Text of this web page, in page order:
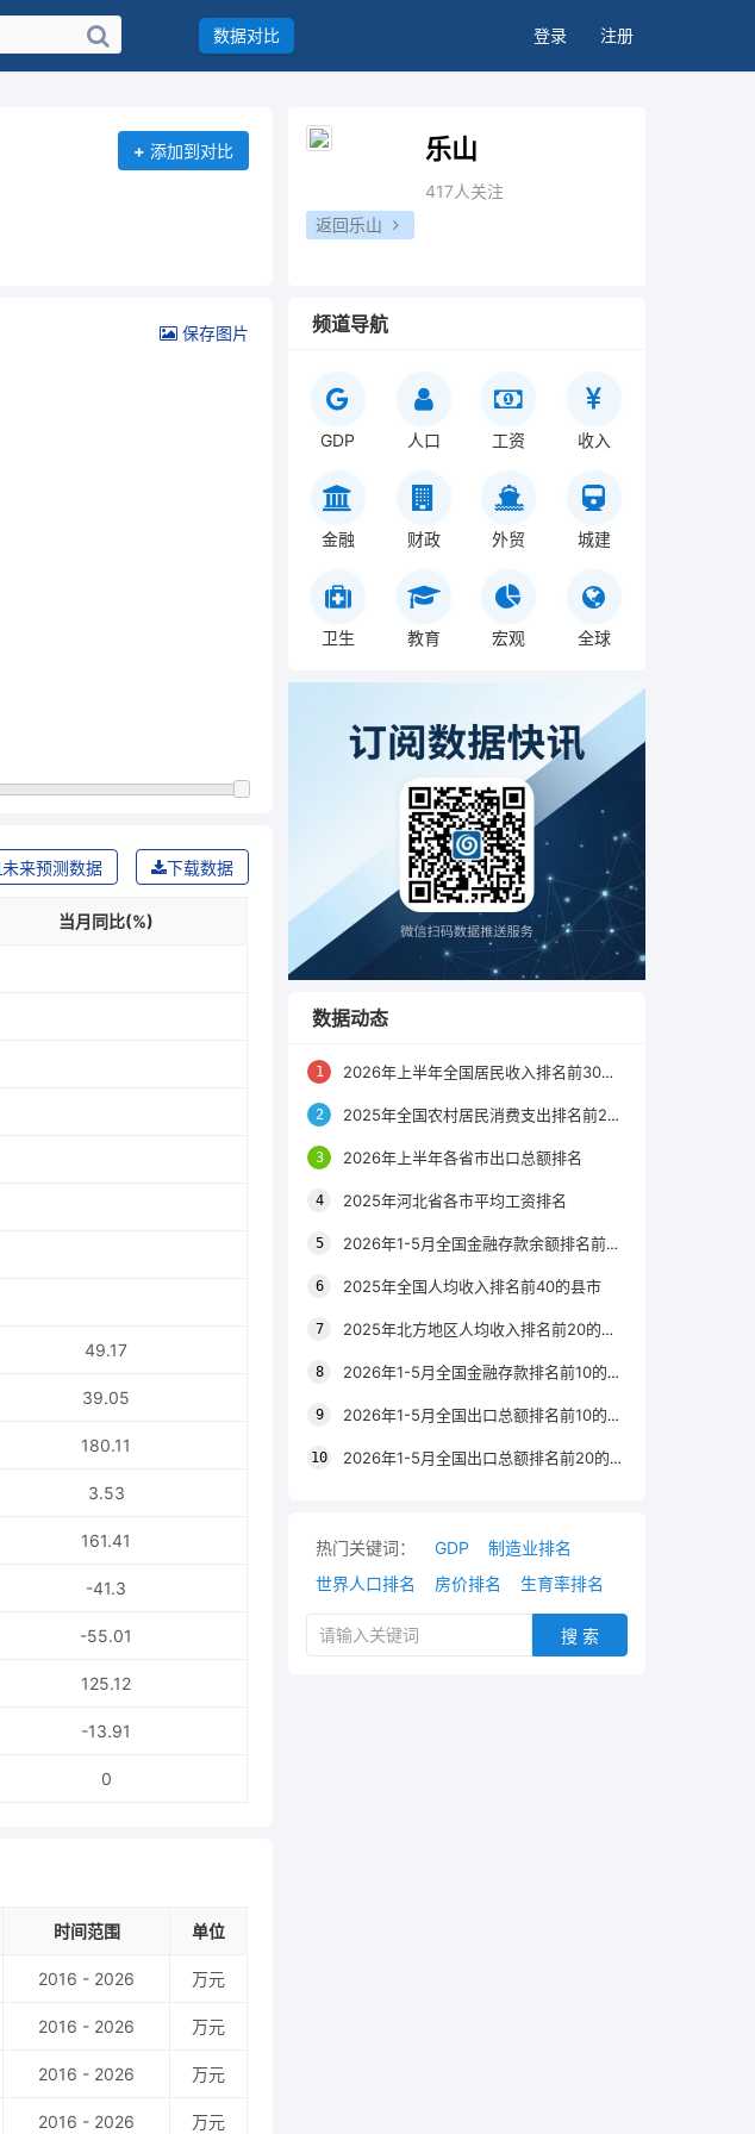
数据对比 登录 注册
+ 添加到对比
保存图片
下载数据
未来预测数据
当月同比(%)
49.17
39.05
180.11
3.53
161.41
-41.3
-55.01
125.12
-13.91
0
时间范围 单位
2016 - 2026 万元
2016 - 2026 万元
2016 - 2026 万元
2016 - 2026 万元
乐山
417人关注
返回乐山
频道导航
GDP 人口 工资 收入
金融 财政 外贸 城建
卫生 教育 宏观 全球
数据动态
2026年上半年全国居民收入排名前30的区县
2025年全国农村居民消费支出排名前20的城市
2026年上半年各省市出口总额排名
2025年河北省各市平均工资排名
2026年1-5月全国金融存款余额排名前20的城市
2025年全国人均收入排名前40的县市
2025年北方地区人均收入排名前20的城市
2026年1-5月全国金融存款排名前10的省份
2026年1-5月全国出口总额排名前10的省市
2026年1-5月全国出口总额排名前20的城市
热门关键词： GDP
制造业排名
世界人口排名
房价排名 生育率排名
搜 索